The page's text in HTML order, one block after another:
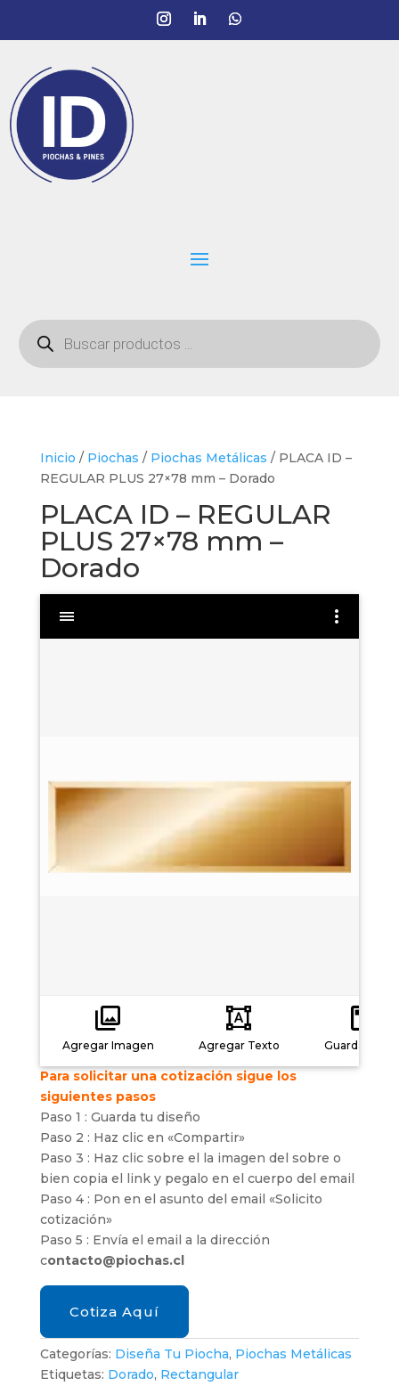
Búsqueda
de
productos
Inicio / Piochas / Piochas Metálicas / PLACA ID –
REGULAR PLUS 27×78 mm – Dorado
PLACA ID – REGULAR
PLUS 27×78 mm –
Dorado
Agregar Imagen Agregar Texto Guardar
Para solicitar una cotización sigue los
siguientes pasos
Paso 1 : Guarda tu diseño
Paso 2 : Haz clic en «Compartir»
Paso 3 : Haz clic sobre el la imagen del sobre o
bien copia el link y pegalo en el cuerpo del email
Paso 4 : Pon en el asunto del email «Solicito
cotización»
Paso 5 : Envía el email a la dirección
contacto@piochas.cl
Cotiza Aquí
Categorías: Diseña Tu Piocha, Piochas Metálicas
Etiquetas: Dorado, Rectangular